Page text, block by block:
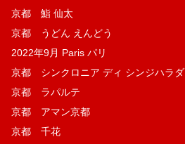
京都 鮨 仙太
京都 うどん えんどう
2022年9月 Paris パリ
京都 シンクロニア ディ シンジハラダ
京都 ラパルテ
京都 アマン京都
京都 千花